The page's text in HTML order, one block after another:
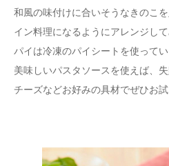
和風の味付けに合いそうなきのこ
イン料理になるようにアレンジして
パイは冷凍のパイシートを使って
美味しいパスタソースを使えば、失
チーズなどお好みの具材でぜひお試